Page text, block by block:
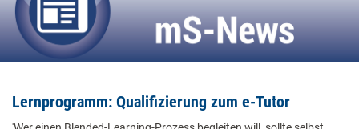
Lernprogramm: Qualifizierung zum e-Tutor